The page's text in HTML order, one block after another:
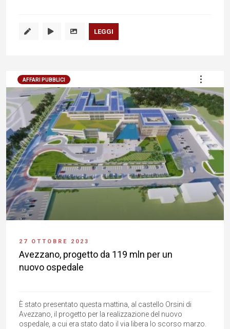
LEGGI
AFFARI PUBBLICI
27 OTTOBRE 2023
Avezzano, progetto da 119 mln per un
nuovo ospedale
È stato presentato questa mattina, al castello Orsini di
Avezzano, il progetto per la realizzazione del nuovo
ospedale, a cui era stato dato il via libera lo scorso marzo.